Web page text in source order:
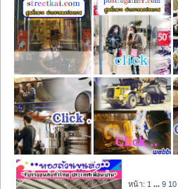
หน้า: 1 ...9 10